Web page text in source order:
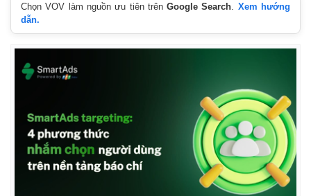
Chọn VOV làm nguồn ưu tiên trênGoogle Search. Xem hướng
dẫn.